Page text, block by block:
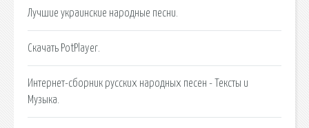
Лучшие украинские народные песни.
Скачать PotPlayer.
Интернет-сборник русских народных песен - Тексты и
Музыка.